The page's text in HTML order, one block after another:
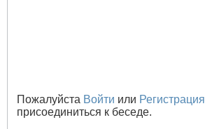
Пожалуйста Войти или Регистрация
присоединиться к беседе.